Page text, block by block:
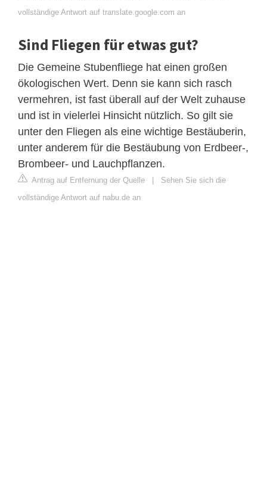
vollständige Antwort auf translate.google.com an
Sind Fliegen für etwas gut?
Die Gemeine Stubenfliege hat einen großen
ökologischen Wert. Denn sie kann sich rasch
vermehren, ist fast überall auf der Welt zuhause
und ist in vielerlei Hinsicht nützlich. So gilt sie
unter den Fliegen als eine wichtige Bestäuberin,
unter anderem für die Bestäubung von Erdbeer-,
Brombeer- und Lauchpflanzen.
Antrag auf Entfernung der Quelle | Sehen Sie sich die
vollständige Antwort auf nabu.de an